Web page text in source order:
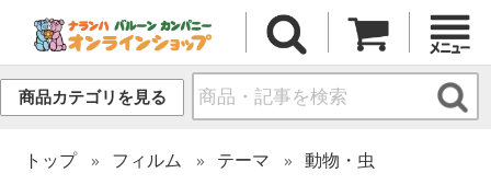
商品カテゴリを見る
トップ フィルム テーマ 動物・虫